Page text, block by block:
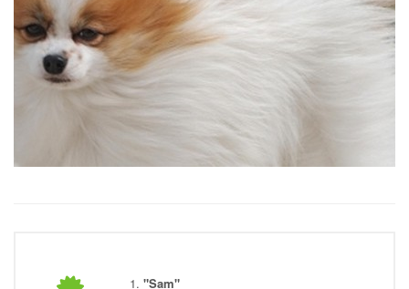
"Sam"